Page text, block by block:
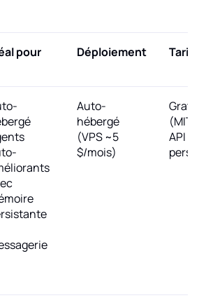
pour Déploiement
Auto-
hébergé
(VPS ~5
$/mois)
API